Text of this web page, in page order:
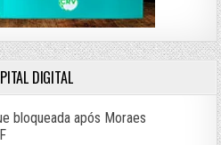
DIGITAL
bloqueada após Moraes